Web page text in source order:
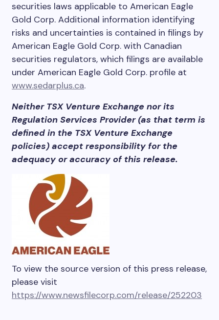
securities laws applicable to American Eagle
Gold Corp. Additional information identifying
risks and uncertainties is contained in filings by
American Eagle Gold Corp. with Canadian
securities regulators, which filings are available
under American Eagle Gold Corp. profile at
www.sedarplus.ca.
Neither TSX Venture Exchange nor its
Regulation Services Provider (as that term is
defined in the TSX Venture Exchange
policies) accept responsibility for the
adequacy or accuracy of this release.
To view the source version of this press release,
please visit
https://www.newsfilecorp.com/release/252203